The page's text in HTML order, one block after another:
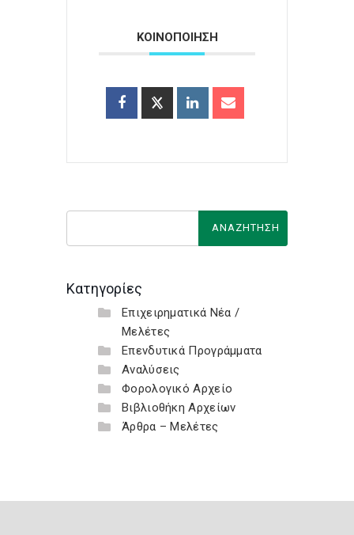
ΚΟΙΝΟΠΟΙΗΣΗ
Κατηγορίες
Επιχειρηματικά Νέα /
Μελέτες
Επενδυτικά Προγράμματα
Αναλύσεις
Φορολογικό Αρχείο
Βιβλιοθήκη Αρχείων
Άρθρα – Μελέτες